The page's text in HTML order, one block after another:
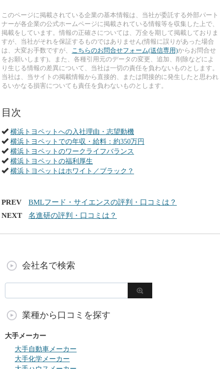
このページに掲載されている企業の基本情報は、当社が委託する外部パート
ナーが各企業の公式ホームページに掲載されている情報等を収集した上で、
掲載をしています。情報の正確さについては、万全を期して掲載しておりま
すが、当社がそれを保証するものではありません(情報に誤りがあった場合
は、大変お手数ですが、
こちらのお問合せフォーム(送信専用)からお問合せ
をお願いします)。また、各種引用元のデータの変更、追加、削除などによ
り生じる情報の差異について、当社は一切の責任を負わないものとします。
当社は、当サイトの掲載情報から直接的、または間接的に発生したと思われ
るいかなる損害についても責任を負わないものとします。
目次
横浜トヨペットへの入社理由・志望動機
横浜トヨペットでの年収・給料：約350万円
横浜トヨペットのワークライフバランス
横浜トヨペットの福利厚生
横浜トヨペットはホワイト／ブラック？
PREV
BMLフード・サイエンスの評判・口コミは？
NEXT
名進研の評判・口コミは？
会社名で検索
業種から口コミを探す
大手メーカー
大手自動車メーカー
大手化学メーカー